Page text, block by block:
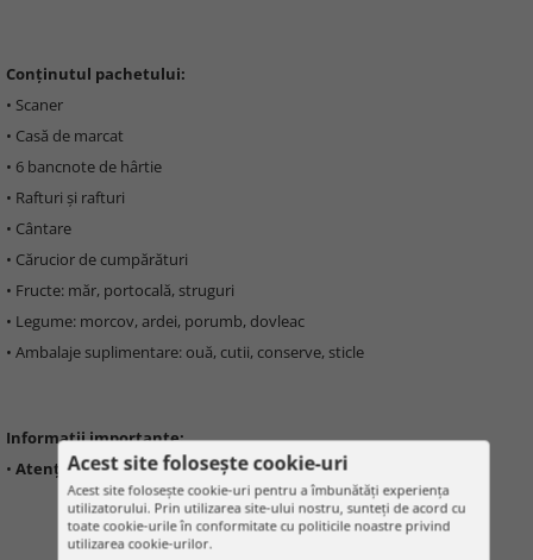
Conținutul pachetului:
• Scaner
• Casă de marcat
• 6 bancnote de hârtie
• Rafturi și rafturi
• Cântare
• Cărucior de cumpărături
• Fructe: măr, portocală, struguri
• Legume: morcov, ardei, porumb, dovleac
• Ambalaje suplimentare: ouă, cutii, conserve, sticle
Informații importante:
• Atenție: nu este potrivit pentru copii sub 36 de luni
Acest site folosește cookie-uri
Acest site folosește cookie-uri pentru a îmbunătăți experiența
utilizatorului. Prin utilizarea site-ului nostru, sunteți de acord cu
toate cookie-urile în conformitate cu politicile noastre privind
utilizarea cookie-urilor.